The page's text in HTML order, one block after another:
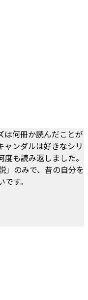
は何冊か読んだことが
ャンダルは好きなシリ
も読み返しました。
」のみで、昔の自分を
す。